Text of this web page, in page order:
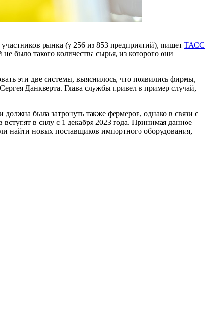
рынка (у 256 из 853 предприятий), пишет ТАСС
было такого количества сырья, из которого они
эти две системы, выяснилось, что появились фирмы,
Данкверта. Глава службы привел в пример случай,
была затронуть также фермеров, однако в связи с
в силу с 1 декабря 2023 года. Принимая данное
найти новых поставщиков импортного оборудования,